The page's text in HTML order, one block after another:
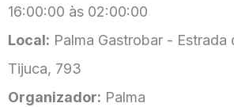
16:00:00 às 02:00:00
Local: Palma Gastrobar - Estrada
Tijuca, 793
Organizador: Palma